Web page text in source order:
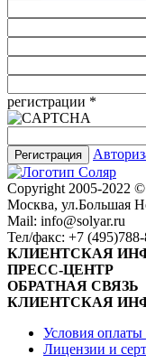
регистрации *
Сopyright 2005-2022
Москва, ул.Большая
Mail: info@solyar.ru
Тел/факс: +7 (495)788-
КЛИЕНТСКАЯ
ПРЕСС-ЦЕНТР
ОБРАТНАЯ СВЯЗЬ
КЛИЕНТСКАЯ
Условия оплаты
Лицензии и